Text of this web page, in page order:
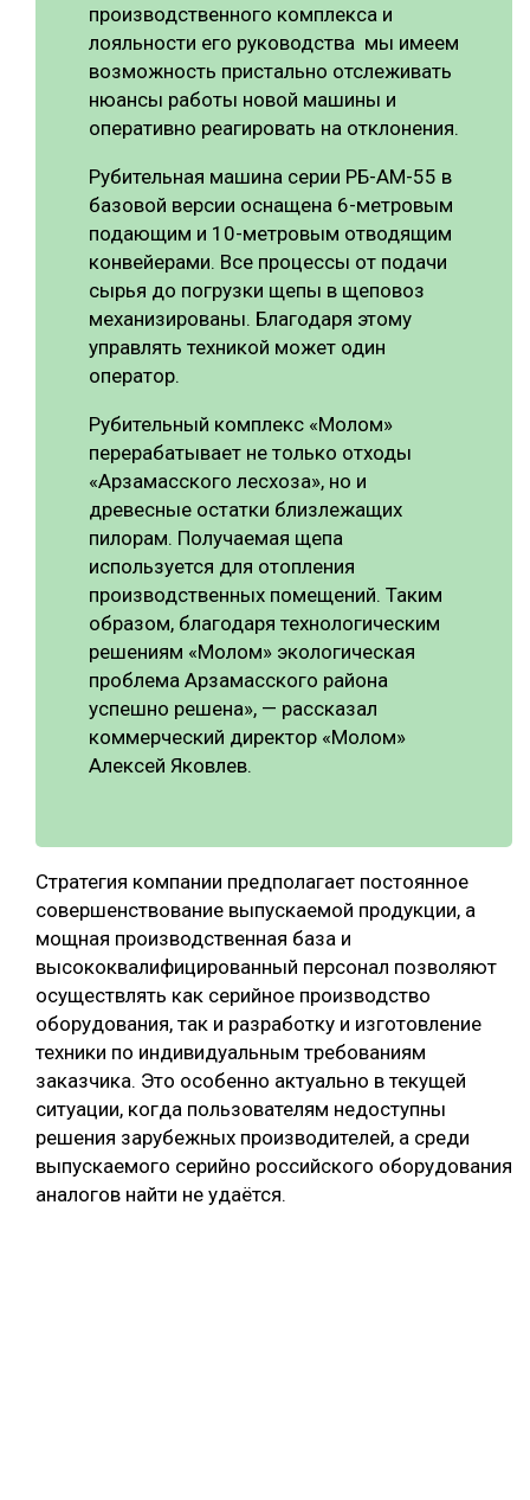
производственного комплекса и
лояльности его руководства мы имеем
возможность пристально отслеживать
нюансы работы новой машины и
оперативно реагировать на отклонения.
Рубительная машина серии РБ-АМ-55 в
базовой версии оснащена 6-метровым
подающим и 10-метровым отводящим
конвейерами. Все процессы от подачи
сырья до погрузки щепы в щеповоз
механизированы. Благодаря этому
управлять техникой может один
оператор.
Рубительный комплекс «Молом»
перерабатывает не только отходы
«Арзамасского лесхоза», но и
древесные остатки близлежащих
пилорам. Получаемая щепа
используется для отопления
производственных помещений. Таким
образом, благодаря технологическим
решениям «Молом» экологическая
проблема Арзамасского района
успешно решена», — рассказал
коммерческий директор «Молом»
Алексей Яковлев.
Стратегия компании предполагает постоянное
совершенствование выпускаемой продукции, а
мощная производственная база и
высококвалифицированный персонал позволяют
осуществлять как серийное производство
оборудования, так и разработку и изготовление
техники по индивидуальным требованиям
заказчика. Это особенно актуально в текущей
ситуации, когда пользователям недоступны
решения зарубежных производителей, а среди
выпускаемого серийно российского оборудования
аналогов найти не удаётся.